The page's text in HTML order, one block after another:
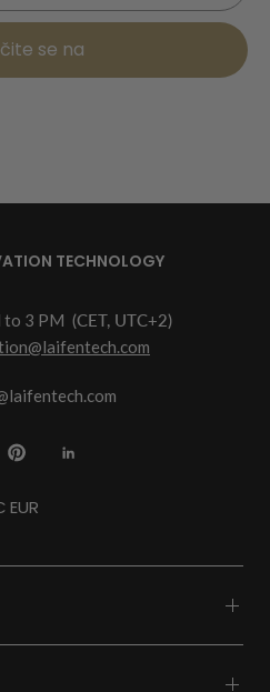
se na
TECHNOLOGY
to 3 PM (CET, UTC+2)